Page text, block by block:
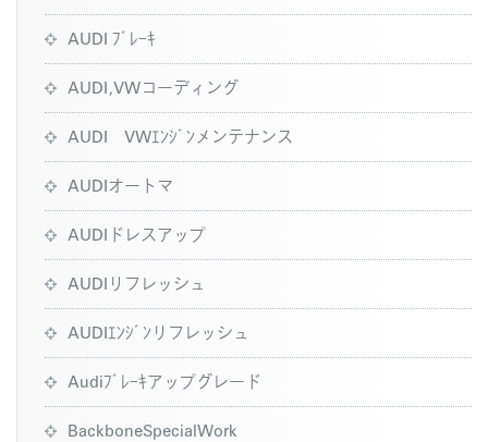
AUDI ﾌﾞﾚｰｷ
AUDI,VWコーディング
AUDI VWｴﾝｼﾞﾝメンテナンス
AUDIオートマ
AUDIドレスアップ
AUDIリフレッシュ
AUDIｴﾝｼﾞﾝリフレッシュ
Audiﾌﾞﾚｰｷアップグレード
BackboneSpecialWork